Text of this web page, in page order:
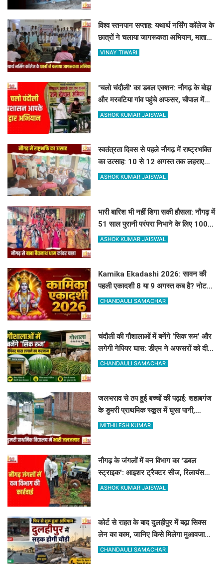
विश्व स्तनपान सप्ताह: यथार्थ नर्सिंग कॉलेज के
छात्रों ने चलाया जागरूकता अभियान, माताओं
को बताए स्तनपान के लाभ
VINAY TIWARI
'चलो चंदौली' का डबल एक्शन: नौगढ़ के बोझ
और मरवटिया गांव पहुंचे अफसर, चौपाल में
सुनीं जनसमस्याएं
ASHOK KUMAR JAISWAL
स्वतंत्रता दिवस से पहले नौगढ़ में राष्ट्रभक्ति
का उत्साह: 10 से 12 अगस्त तक लहराएगा
हर घर तिरंगा
ASHOK KUMAR JAISWAL
भारी बारिश भी नहीं डिगा सकी हौसला: नौगढ़ में
51 साल पुरानी परंपरा निभाने के लिए 100 से
अधिक कांवरिए बाबा बैद्यनाथ धाम के लिए
ASHOK KUMAR JAISWAL
Kamika Ekadashi 2026: सावन की
पहली एकादशी 8 या 9 अगस्त कब है? नोट
करें सही तारीख, मुहूर्त और पारण का समय
CHANDAULI SAMACHAR
चंदौली की गौशालाओं में बनेंगे 'सिक रूम' और
लगेगी नेपियर घास: डीएम ने अफसरों को दी 1
सप्ताह की मोहलत
CHANDAULI SAMACHAR
जलभराव से ठप हुई बच्चों की पढ़ाई: शहाबगंज
के डुमरी प्राथमिक स्कूल में घुसा पानी,
ग्रामीणों ने की नाले की मांग
MITHILESH KUMAR
नौगढ़ के जंगलों में वन विभाग का 'डबल
स्ट्राइक': आइशर ट्रैक्टर सीज, रिलायंस
कंपनी की 2 ट्रैक्टर-ट्रॉली जब्त
ASHOK KUMAR JAISWAL
कोर्ट से राहत के बाद दुलहीपुर में बढ़ा सिक्स
लेन का काम, जानिए किसे मिलेगा मुआवजा
और कहां हटेगा अतिक्रमण
CHANDAULI SAMACHAR